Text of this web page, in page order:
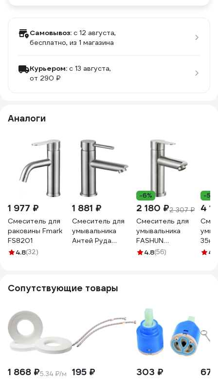
Самовывоз: c 12 августа,
бесплатно, из 1 магазина
Курьером: c 13 августа,
от 290 ₽
Аналоги
1 977 ₽
Смеситель для
раковины Fmark
FS8201
4.8(32)
1 881 ₽
Смеситель для
умывальника
Антей Руда
-6%
2 180 ₽2 307 ₽
Смеситель для
умывальника
FASHUN
нержавеющая
4.8(56)
-5%
4
35к
4.9
Сопутствующие товары
1 868 ₽5.34 ₽/м 195 ₽ 303 ₽ 67